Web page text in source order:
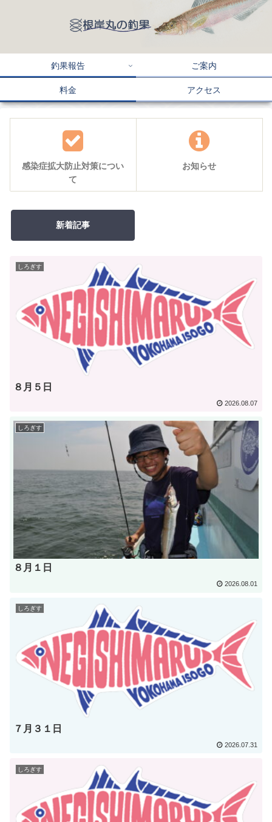
釣果報告 ご案内
料金 アクセス
感染症拡大防止対策につい
て
お知らせ
新着記事
しろぎす
８月５日
2026.08.07
しろぎす
８月１日
2026.08.01
しろぎす
７月３１日
2026.07.31
しろぎす